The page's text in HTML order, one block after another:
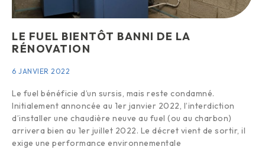
LE FUEL BIENTÔT BANNI DE LA
RÉNOVATION
6 JANVIER 2022
Le fuel bénéficie d’un sursis, mais reste condamné.
Initialement annoncée au 1er janvier 2022, l’interdiction
d’installer une chaudière neuve au fuel (ou au charbon)
arrivera bien au 1er juillet 2022. Le décret vient de sortir, il
exige une performance environnementale